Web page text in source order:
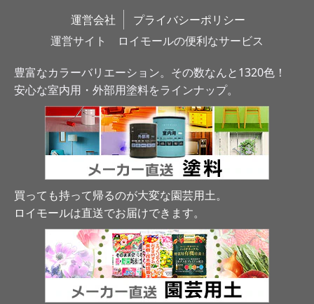
運営会社
プライバシーポリシー
運営サイト　ロイモールの便利なサービス
豊富なカラーバリエーション。その数なんと1320色！
安心な室内用・外部用塗料をラインナップ。
買っても持って帰るのが大変な園芸用土。
ロイモールは直送でお届けできます。